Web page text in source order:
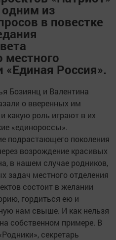
одним из
в повестке
местного
«Единая Россия».
Бозиянц и Валентина
о вверенных им
какую роль играют в их
«единороссы».
подрастающего поколения
возрождение красивых
в нашем случае родников,
задач местного отделения
состоит в желании
гордиться ею и
нам свыше. И как нельзя
собственном примере. В
секретарь